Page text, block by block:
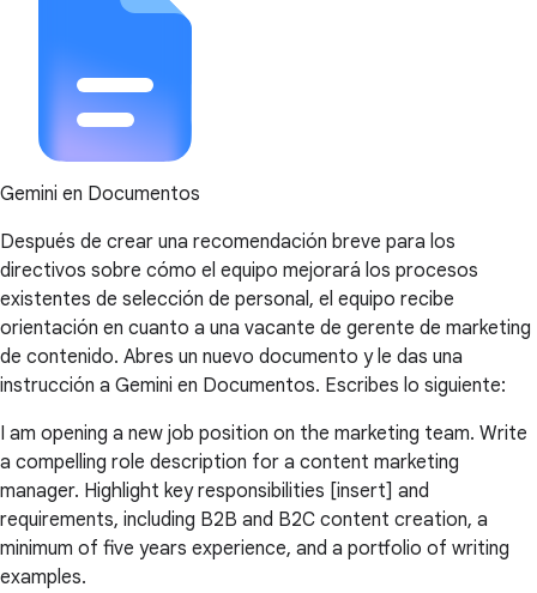
Gemini en Documentos
Después de crear una recomendación breve para los
directivos sobre cómo el equipo mejorará los procesos
existentes de selección de personal, el equipo recibe
orientación en cuanto a una vacante de gerente de marketing
de contenido. Abres un nuevo documento y le das una
instrucción a Gemini en Documentos. Escribes lo siguiente:
I am opening a new job position on the marketing team. Write
a compelling role description for a content marketing
manager. Highlight key responsibilities [insert] and
requirements, including B2B and B2C content creation, a
minimum of five years experience, and a portfolio of writing
examples.